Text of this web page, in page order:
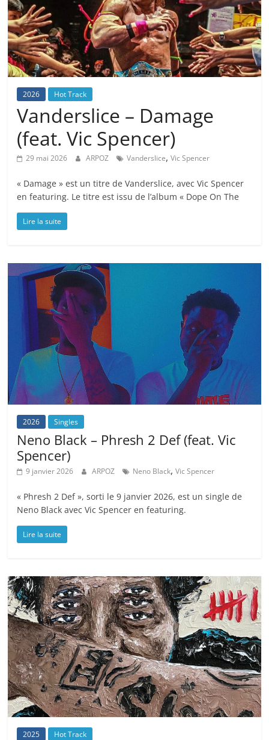
2026 Hot Track
Vanderslice – Damage
(feat. Vic Spencer)
29 mai 2026 ARPOZ Vanderslice,Vic Spencer
« Damage » est un titre de Vanderslice, avec Vic Spencer
en featuring. Le titre est issu de l’album « Dope On The
Lire la suite
2026 Singles
Neno Black – Phresh 2 Def (feat. Vic
Spencer)
9 janvier 2026 ARPOZ Neno Black,Vic Spencer
« Phresh 2 Def », sorti le 9 janvier 2026, est un single de
Neno Black avec Vic Spencer en featuring.
Lire la suite
2025 Hot Track